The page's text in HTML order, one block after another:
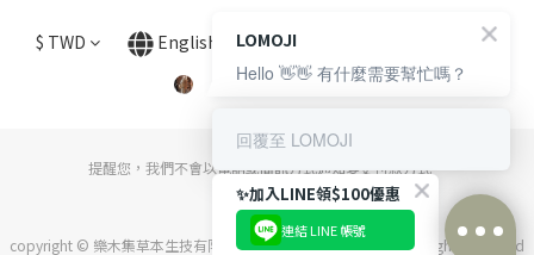
$ TWD English
提醒您，我們不會以電話或簡訊方式通知變更付款方式。
copyright © 樂木集草本生技有限公司 統一編號：54022776 . All Rights Reserved
LOMOJI
Hello 👋👋 有什麼需要幫忙嗎？
回覆至 LOMOJI
✨加入LINE領$100優惠
連結 LINE 帳號